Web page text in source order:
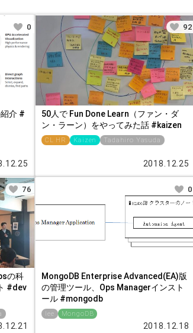
介 #
0
50人で Fun Done Learn（ファン・ダ
ン・ラーン）をやってみた話 #kaizen
CL HR Kaizen Tadahiro Yasuda
2018.12.25
92
の科
#dev
76
MongoDB Enterprise Advanced(EA)版
の管理ツール、Ops Managerインスト
ール #mongodb
lee MongoDB
2018.12.18
0